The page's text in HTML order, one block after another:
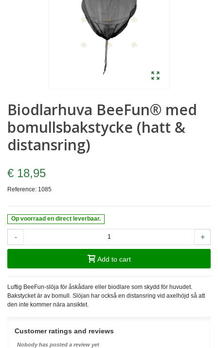
Biodlarhuva BeeFun® med
bomullsbakstycke (hatt &
distansring)
€ 18,95
Reference: 1085
Op voorraad en direct leverbaar.
- +
Add to cart
Luftig BeeFun-slöja för åskådare eller biodlare som skydd för huvudet.
Bakstycket är av bomull. Slöjan har också en distansring vid axelhöjd så att
den inte kommer nära ansiktet.
Customer ratings and reviews
Nobody has posted a review yet